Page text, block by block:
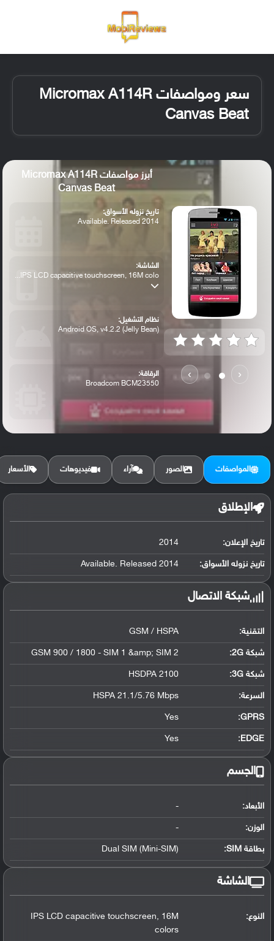
سعر ومواصفات Micromax A114R
Canvas Beat
‹
›
أبرز مواصفات Micromax A114R
Canvas Beat
تاريخ نزوله الأسواق:
Available. Released 2014
الشاشة:
IPS LCD capacitive touchscreen, 16M colo...
نظام التشغيل:
Android OS, v4.2.2 (Jelly Bean)
الرقاقة:
Broadcom BCM23550
الرام / التخزين:
المواصفات الصور آراء فيديوهات الأسعار
الإطلاق
تاريخ الإعلان: 2014
تاريخ نزوله الأسواق: Available. Released 2014
شبكة الاتصال
التقنية: GSM / HSPA
شبكة 2G: GSM 900 / 1800 - SIM 1 &amp; SIM 2
شبكة 3G :
HSDPA 2100
السرعة: HSPA 21.1/5.76 Mbps
GPRS:
Yes
EDGE:
Yes
الجسم
الأبعاد: -
الوزن: -
بطاقة SIM: Dual SIM (Mini-SIM)
الشاشة
النوع:
IPS LCD capacitive touchscreen, 16M
colors